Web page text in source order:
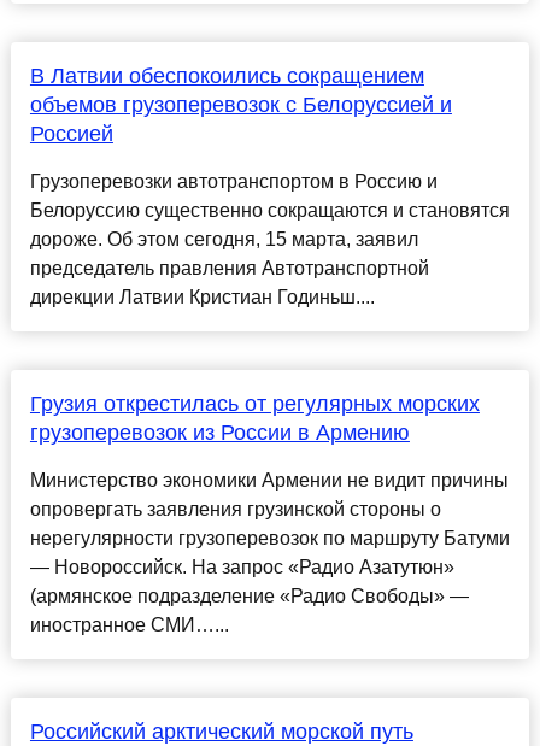
В Латвии обеспокоились сокращением
объемов грузоперевозок с Белоруссией и
Россией
Грузоперевозки автотранспортом в Россию и
Белоруссию существенно сокращаются и становятся
дороже. Об этом сегодня, 15 марта, заявил
председатель правления Автотранспортной
дирекции Латвии Кристиан Годиньш....
Грузия открестилась от регулярных морских
грузоперевозок из России в Армению
Министерство экономики Армении не видит причины
опровергать заявления грузинской стороны о
нерегулярности грузоперевозок по маршруту Батуми
— Новороссийск. На запрос «Радио Азатутюн»
(армянское подразделение «Радио Свободы» —
иностранное СМИ…...
Российский арктический морской путь